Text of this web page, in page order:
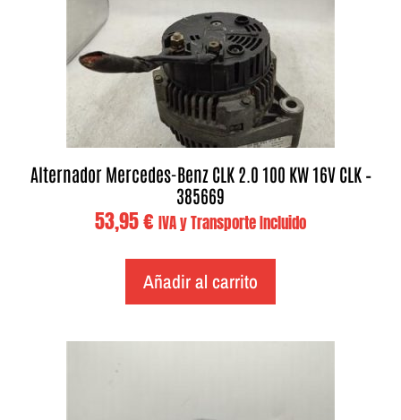
Alternador Mercedes-Benz CLK 2.0 100 KW 16V CLK –
385669
53,95€ IVA y Transporte Incluido
Añadir al carrito